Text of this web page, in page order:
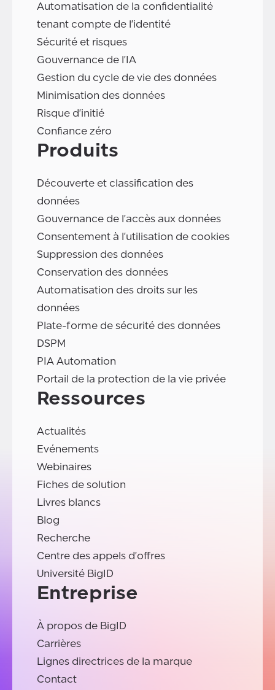
Automatisation de la confidentialité
tenant compte de l'identité
Sécurité et risques
Gouvernance de l'IA
Gestion du cycle de vie des données
Minimisation des données
Risque d'initié
Confiance zéro
Produits
Découverte et classification des
données
Gouvernance de l'accès aux données
Consentement à l'utilisation de cookies
Suppression des données
Conservation des données
Automatisation des droits sur les
données
Plate-forme de sécurité des données
DSPM
PIA Automation
Portail de la protection de la vie privée
Ressources
Actualités
Evénements
Webinaires
Fiches de solution
Livres blancs
Blog
Recherche
Centre des appels d'offres
Université BigID
Entreprise
À propos de BigID
Carrières
Lignes directrices de la marque
Contact